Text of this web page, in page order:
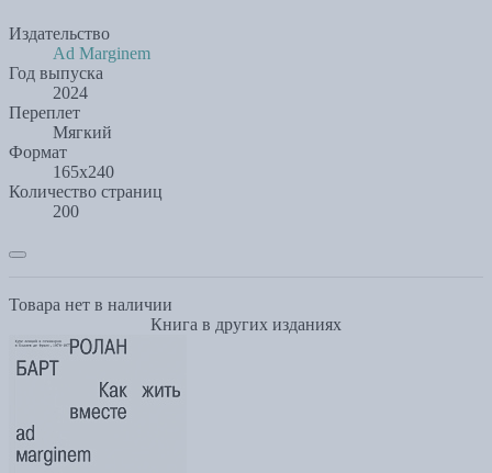
Издательство
Ad Marginem
Год выпуска
2024
Переплет
Мягкий
Формат
165x240
Количество страниц
200
Товара нет в наличии
Книга в других изданиях